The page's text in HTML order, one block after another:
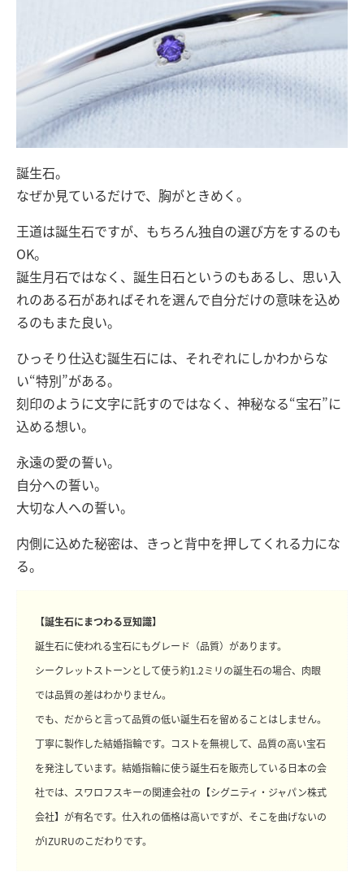
誕生石。
なぜか見ているだけで、胸がときめく。
王道は誕生石ですが、もちろん独自の選び方をするのも
OK。
誕生月石ではなく、誕生日石というのもあるし、思い入
れのある石があればそれを選んで自分だけの意味を込め
るのもまた良い。
ひっそり仕込む誕生石には、それぞれにしかわからな
い“特別”がある。
刻印のように文字に託すのではなく、神秘なる“宝石”に
込める想い。
永遠の愛の誓い。
自分への誓い。
大切な人への誓い。
内側に込めた秘密は、きっと背中を押してくれる力にな
る。
【誕生石にまつわる豆知識】
誕生石に使われる宝石にもグレード（品質）があります。
シークレットストーンとして使う約1.2ミリの誕生石の場合、肉眼
では品質の差はわかりません。
でも、だからと言って品質の低い誕生石を留めることはしません。
丁寧に製作した結婚指輪です。コストを無視して、品質の高い宝石
を発注しています。結婚指輪に使う誕生石を販売している日本の会
社では、スワロフスキーの関連会社の【シグニティ・ジャパン株式
会社】が有名です。仕入れの価格は高いですが、そこを曲げないの
がIZURUのこだわりです。